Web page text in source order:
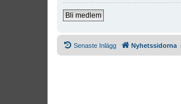
Bli medlem
Senaste Inlägg Nyhetssidorna